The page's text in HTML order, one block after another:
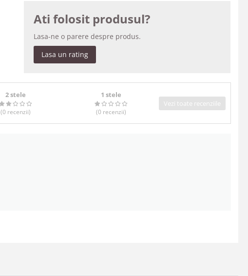
Ati folosit produsul?
Lasa-ne o parere despre produs.
Lasa un rating
2 stele
(0 recenzii)
1 stele
(0 recenzii)
Vezi toate recenziile